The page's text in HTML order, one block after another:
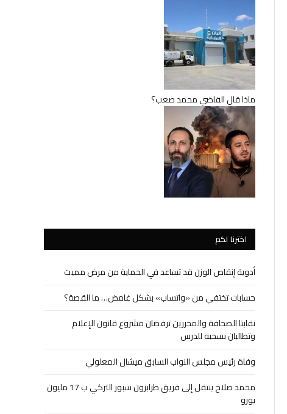
ماذا قال القاضي محمد صعب؟
اخترنا لكم
أدوية إنقاص الوزن قد تساعد في الحماية من مرض مميت
حسابات تختفي من «واتساب» بشكل غامض… ما القصة؟
نقابتا الصحافة والمحررين ترفضان مشروع قانون الإعلام
وتطالبان بسحبه للدرس
وفاة رئيس مجلس النواب السابق ميشال المعلولي
محمد صلاح ينتقل إلى فريق طرابزون سبور التركي ب 17 مليون
يورو